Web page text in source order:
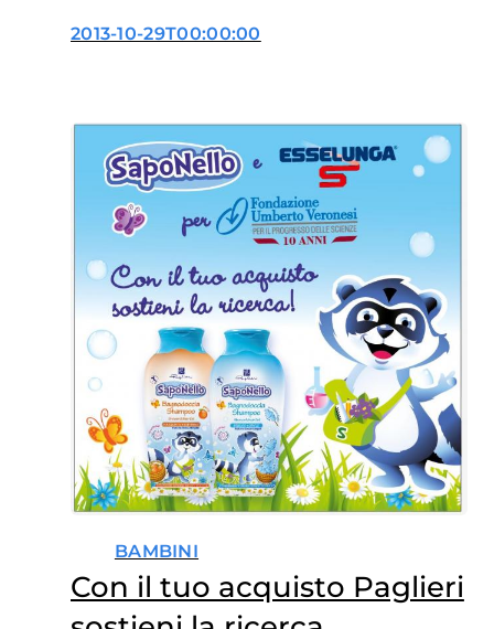
mamme in classe”
2013-10-29T00:00:00
BAMBINI
Con il tuo acquisto Paglieri